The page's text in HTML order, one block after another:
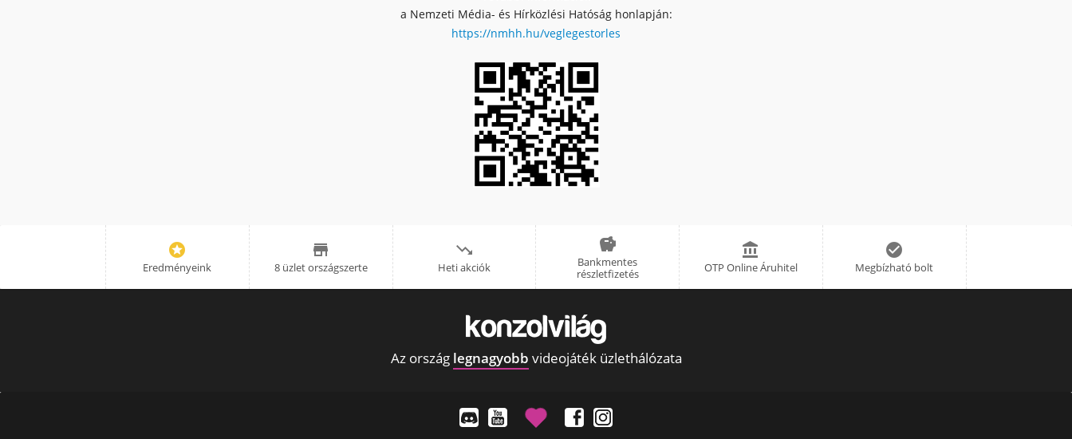
a Nemzeti Média- és Hírközlési Hatóság honlapján:
https://nmhh.hu/veglegestorles

Eredményeink

8 üzlet országszerte

Heti akciók

Bankmentes
részletfizetés

OTP Online Áruhitel

Megbízható bolt
Az ország legnagyobb videojáték üzlethálózata